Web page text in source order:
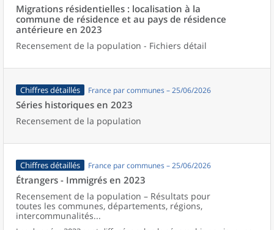
Migrations résidentielles : localisation à la
commune de résidence et au pays de résidence
antérieure en 2023
Recensement de la population - Fichiers détail
Chiffres détaillés France par communes – 25/06/2026
Séries historiques en 2023
Recensement de la population
Chiffres détaillés France par communes – 25/06/2026
Étrangers - Immigrés en 2023
Recensement de la population – Résultats pour
toutes les communes, départements, régions,
intercommunalités...